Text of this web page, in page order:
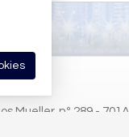
Mueller, nº 289 - 701A